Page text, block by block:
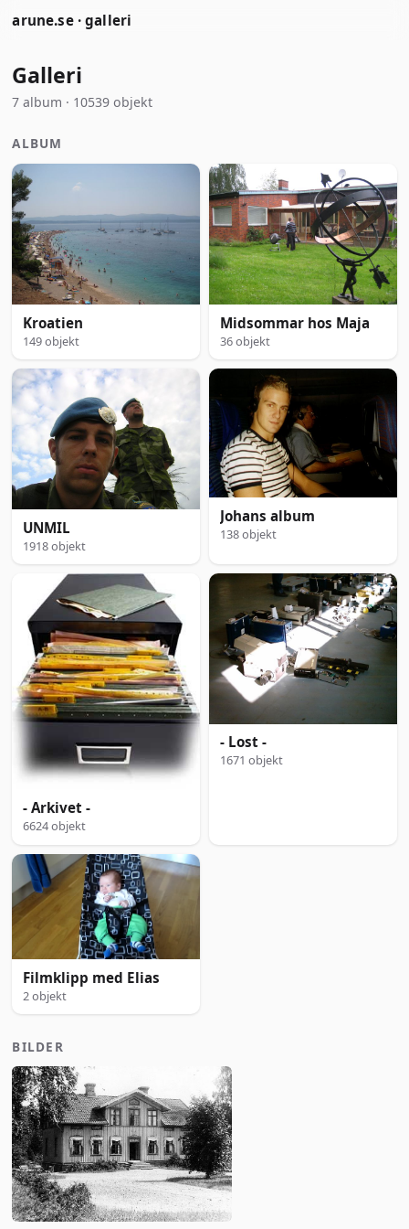
arune.se · galleri
Galleri
7 album · 10539 objekt
ALBUM
Kroatien
149 objekt
Midsommar hos Maja
36 objekt
UNMIL
1918 objekt
Johans album
138 objekt
- Arkivet -
6624 objekt
- Lost -
1671 objekt
Filmklipp med Elias
2 objekt
BILDER